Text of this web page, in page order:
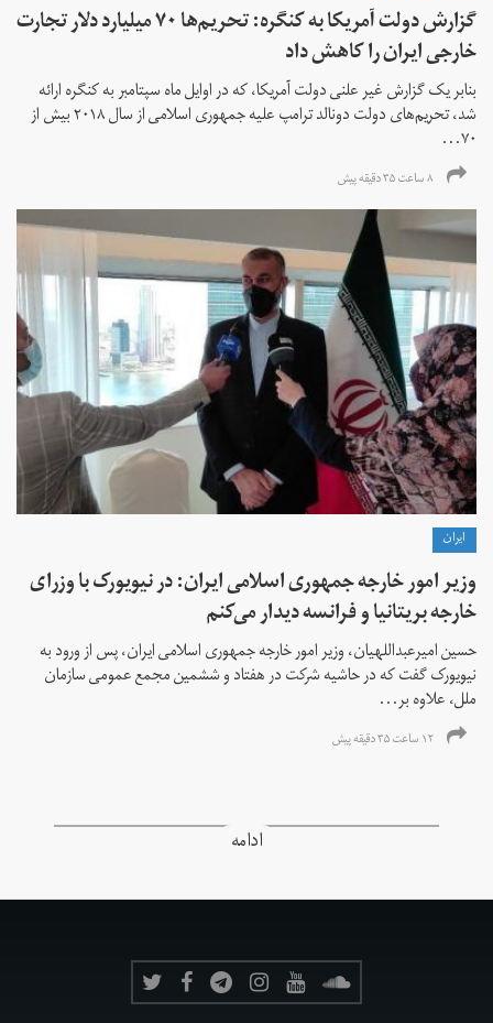
گزارش دولت آمریکا به کنگره: تحریم‌ها ۷۰ میلیارد دلار تجارت
خارجی ایران را کاهش داد
بنابر یک گزارش غیر علنی دولت آمریکا، که در اوایل ماه سپتامبر به کنگره ارائه
شد، تحریم‌های دولت دونالد ترامپ علیه جمهوری اسلامی از سال ۲۰۱۸ بیش از
۷۰...
۸ ساعت ۳۵ دقیقه پیش
ايران
وزیر امور خارجه جمهوری اسلامی ایران: در نیویورک با وزرای
خارجه بریتانیا و فرانسه دیدار می‌کنم
حسین امیرعبداللهیان، وزیر امور خارجه جمهوری اسلامی ایران، پس از ورود به
نیویورک گفت که در حاشیه شرکت در هفتاد و ششمین مجمع عمومی سازمان
ملل، علاوه بر...
۱۲ ساعت ۳۵ دقیقه پیش
ادامه